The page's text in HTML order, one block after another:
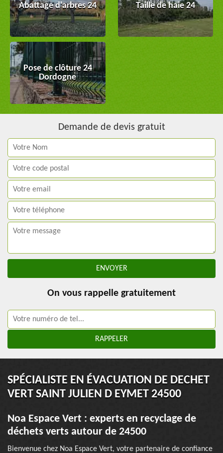
Abattage d'arbres 24 Taille de haie 24
Pose de clôture 24
Dordogne
Demande de devis gratuit
On vous rappelle gratuitement
SPÉCIALISTE EN ÉVACUATION DE DECHET
VERT SAINT JULIEN D EYMET 24500
Noa Espace Vert : experts en recyclage de
déchets verts autour de 24500
Bienvenue chez Noa Espace Vert, votre partenaire de confiance